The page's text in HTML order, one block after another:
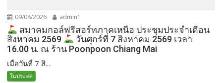
09/08/2026 admin1
สมาคมกอล์ฟรีสอร์ทภาคเหนือ ประชุมประจำเดือน
สิงหาคม 2569
วันศุกร์ที่ 7 สิงหาคม 2569 เวลา
16.00 น. ณ ร้าน Poonpoon Chiang Mai
เมื่อวันที่ 7 สิ...
ในประทศ